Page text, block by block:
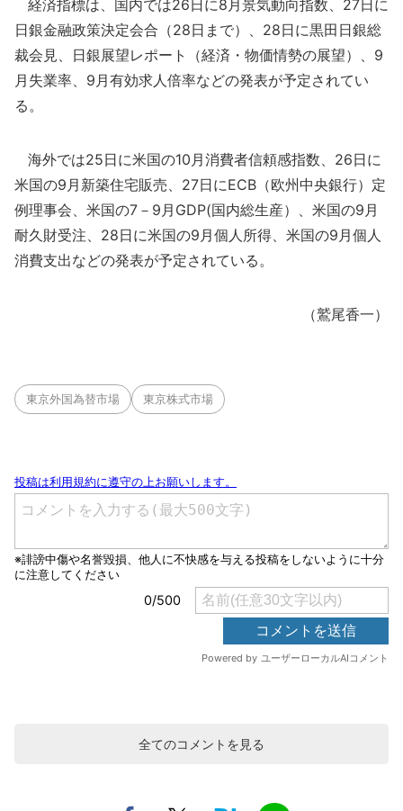
経済指標は、国内では26日に8月景気動向指数、27日に
日銀金融政策決定会合（28日まで）、28日に黒田日銀総
裁会見、日銀展望レポート（経済・物価情勢の展望）、9
月失業率、9月有効求人倍率などの発表が予定されてい
る。
海外では25日に米国の10月消費者信頼感指数、26日に
米国の9月新築住宅販売、27日にECB（欧州中央銀行）定
例理事会、米国の7－9月GDP(国内総生産）、米国の9月
耐久財受注、28日に米国の9月個人所得、米国の9月個人
消費支出などの発表が予定されている。
（鷲尾香一）
東京外国為替市場 東京株式市場
全てのコメントを見る